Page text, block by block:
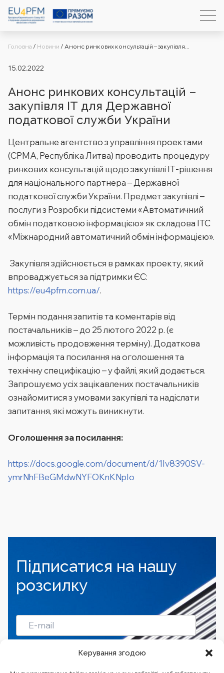
Керування згодою
Головна / Новини / Анонс ринкових консультацій – закупівля...
15.02.2022
Анонс ринкових консультацій –
закупівля ІТ для Державної
податкової служби України
Центральне агентство з управління проектами
(СРМА, Республіка Литва) проводить процедуру
ринкових консультацій щодо закупівлі ІТ-рішення
для національного партнера – Державної
податкової служби України. Предмет закупівлі –
послуги з Розробки підсистеми «Автоматичний
обмін податковою інформацією» як складова ІТС
«Міжнародний автоматичний обмін інформацією».
Закупівля здійснюється в рамках проекту, який
впроваджується за підтримки ЄС:
https://eu4pfm.com.ua/.
Термін подання запитів та коментарів від
постачальників – до 25 лютого 2022 р. (є
можливість продовження терміну). Додаткова
інформація та посилання на оголошення та
технічну специфікацію – у файлі, який додається.
Запрошуємо усіх зацікавлених постачальників
ознайомитися з умовами закупівлі та надіслати
запитання, які можуть виникнути.
Оголошення за посилання:
https://docs.google.com/document/d/1Iv8390SV-
ymrNhFBeGMdwNYFOKnKNpIo
Підписатися на нашу
розсилку
Підписатись